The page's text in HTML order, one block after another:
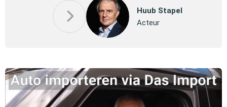
Huub Stapel
Acteur